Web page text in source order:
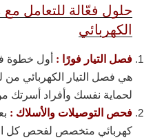
حلول فعّالة للتعامل
الكهربائي
فصل التيار فورًا : أول خطوة
هي فصل التيار الكهربائي من
لحماية نفسك وأفراد أسرتك
فحص التوصيلات والأسلاك :
كهربائي متخصص لفحص كل